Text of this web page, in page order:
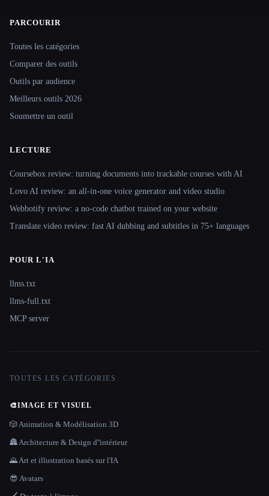
Site navigation
PARCOURIR
Toutes les catégories
Comparer des outils
Outils par audience
Meilleurs outils 2026
Soumettre un outil
LECTURE
Coursebox review: turning documents into trackable courses with AI
Lovo AI review: an all-in-one voice generator and video studio
Webbotify review: a no-code chatbot trained on your website
Translate.video review: fast AI dubbing and subtitles in 75+ languages
POUR L'IA
llms.txt
llms-full.txt
MCP server
TOUTES LES CATÉGORIES
🎨IMAGE ET VISUEL
🎲 Animation & Modélisation 3D
🏯 Architecture & Design d''intérieur
🌄 Art et illustration basés sur l'IA
😎 Avatars